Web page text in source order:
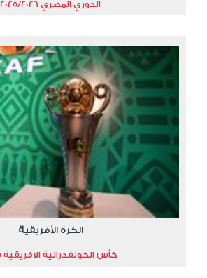
الدوري المصري 2025/2026
الكرة الأفريقية
كأس الكونفدرالية الافريقية 2025